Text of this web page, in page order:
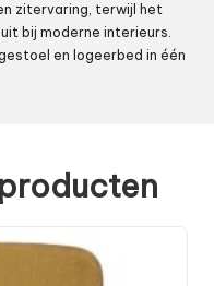
zitervaring, terwijl het
bij moderne interieurs.
en logeerbed in één